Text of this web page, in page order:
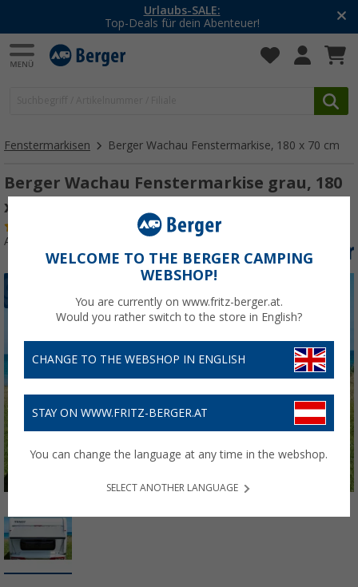
Urlaubs-SALE:
Top-Deals für dein Abenteuer!
Fenstermarkisen Berger Wachau Fenstermarkise, 180 x 70 cm
Berger Wachau Fenstermarkise grau, 180
x 70 cm
Art.-Nr.: 257970
WELCOME TO THE BERGER CAMPING
WEBSHOP!
You are currently on www.fritz-berger.at.
Would you rather switch to the store in English?
CHANGE TO THE WEBSHOP IN ENGLISH
STAY ON WWW.FRITZ-BERGER.AT
You can change the language at any time in the webshop.
SELECT ANOTHER LANGUAGE